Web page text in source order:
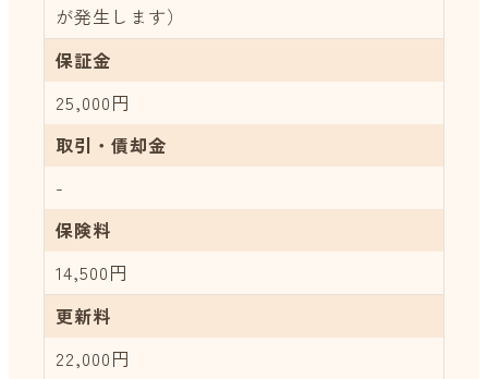
が発生します）
保証金
25,000円
取引・債却金
-
保険料
14,500円
更新料
22,000円